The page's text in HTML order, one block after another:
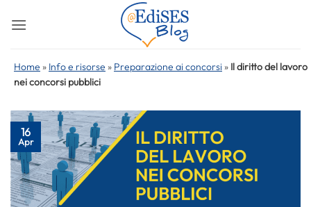
Home » Info e risorse » Preparazione ai concorsi » Il diritto del lavoro
nei concorsi pubblici
16
Apr